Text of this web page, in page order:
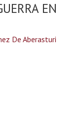
EN
De Aberasturi